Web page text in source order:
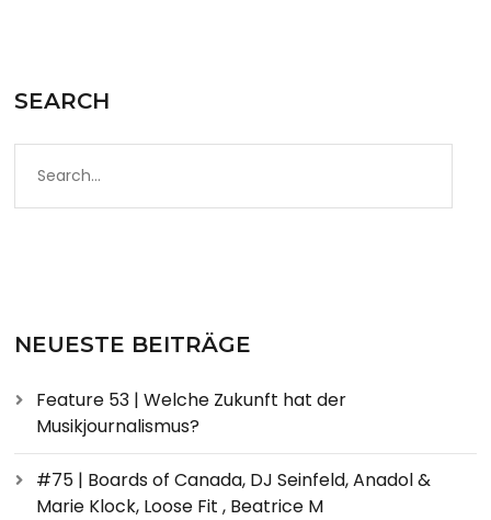
SEARCH
NEUESTE BEITRÄGE
Feature 53 | Welche Zukunft hat der
Musikjournalismus?
#75 | Boards of Canada, DJ Seinfeld, Anadol &
Marie Klock, Loose Fit , Beatrice M